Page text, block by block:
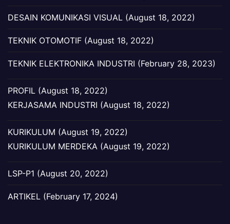
DESAIN KOMUNIKASI VISUAL (August 18, 2022)
TEKNIK OTOMOTIF (August 18, 2022)
TEKNIK ELEKTRONIKA INDUSTRI (February 28, 2023)
PROFIL (August 18, 2022)
KERJASAMA INDUSTRI (August 18, 2022)
KURIKULUM (August 19, 2022)
KURIKULUM MERDEKA (August 19, 2022)
LSP-P1 (August 20, 2022)
ARTIKEL (February 17, 2024)